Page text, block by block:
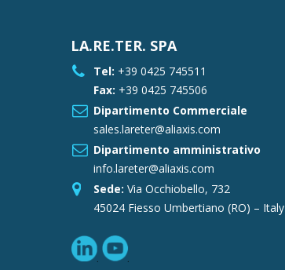
LA.RE.TER. SPA
Tel: +39 0425 745511
Fax: +39 0425 745506
Dipartimento Commerciale
sales.lareter@aliaxis.com
Dipartimento amministrativo
info.lareter@aliaxis.com
Sede: Via Occhiobello, 732
45024 Fiesso Umbertiano (RO) – Italy